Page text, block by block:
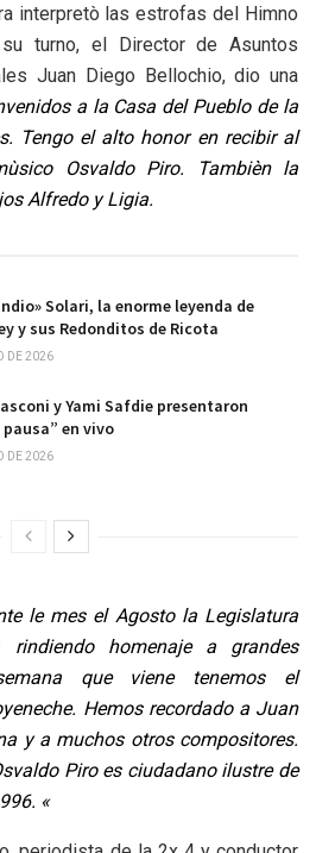
interpretò las estrofas del Himno
turno, el Director de Asuntos
Juan Diego Bellochio, dio una
a la Casa del Pueblo de la
Tengo el alto honor en recibir al
Osvaldo Piro. Tambièn la
Alfredo y Ligia.
Solari, la enorme leyenda de
y sus Redonditos de Ricota
DE 2026
y Yami Safdie presentaron
pausa” en vivo
DE 2026
le mes el Agosto la Legislatura
homenaje a grandes
que viene tenemos el
Hemos recordado a Juan
y a muchos otros compositores.
Piro es ciudadano ilustre de
«